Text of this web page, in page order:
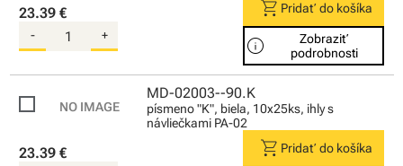
23.39 €
- +
shopping_cart Pridať do košíka
info
Zobraziť
podrobnosti
MD-02003--90.K
písmeno "K", biela, 10x25ks, ihly s
návliečkami PA-02
23.39 € shopping_cart Pridať do košíka